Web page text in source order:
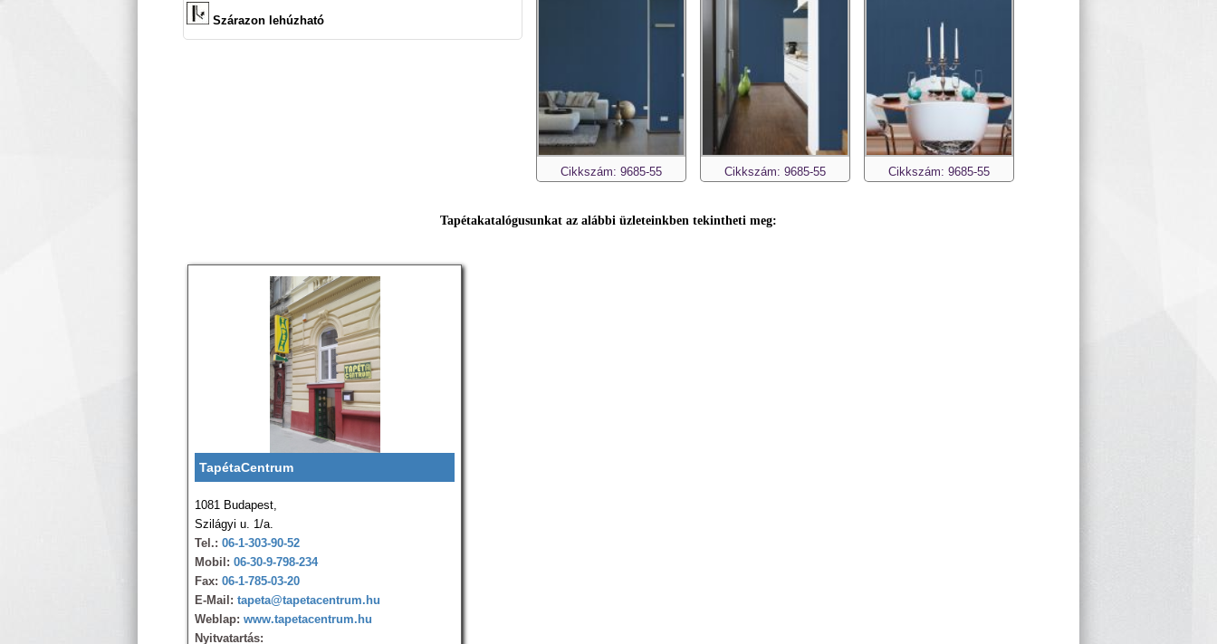
Szárazon lehúzható
Cikkszám: 9685-55 Cikkszám: 9685-55 Cikkszám: 9685-55
Tapétakatalógusunkat az alábbi üzleteinkben tekintheti meg:
TapétaCentrum
1081 Budapest,
Szilágyi u. 1/a.
Tel.: 06-1-303-90-52
Mobil: 06-30-9-798-234
Fax: 06-1-785-03-20
E-Mail: tapeta@tapetacentrum.hu
Weblap: www.tapetacentrum.hu
Nyitvatartás: